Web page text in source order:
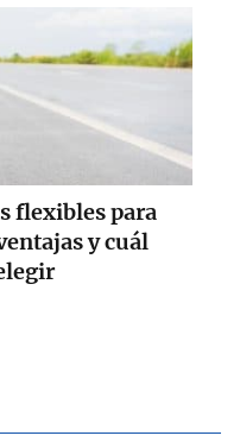
flexibles para
y cuál